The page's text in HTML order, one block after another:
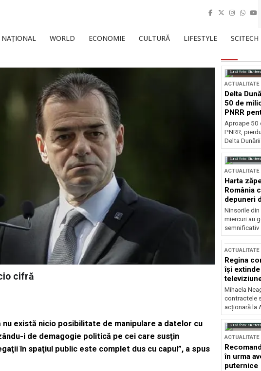
NAȚIONAL WORLD ECONOMIE CULTURĂ LIFESTYLE SCITECH
cifră
există nicio posibilitate de manipulare a datelor cu
i de demagogie politică pe cei care susţin
în spaţiul public este complet dus cu capul”, a spus
Sursă foto:
ACTUALITATE
Delta
50 de
PNRR
esențiale
Aproape 50
PNRR,
Delta
Sursă foto:
ACTUALITATE
Harta
România
depuneri
Ninsorile
miercuri au
semnificativ
ACTUALITATE
Regina
își
Mihaela
contractele
acționară la
Sursă foto:
ACTUALITATE
în urma
puternice